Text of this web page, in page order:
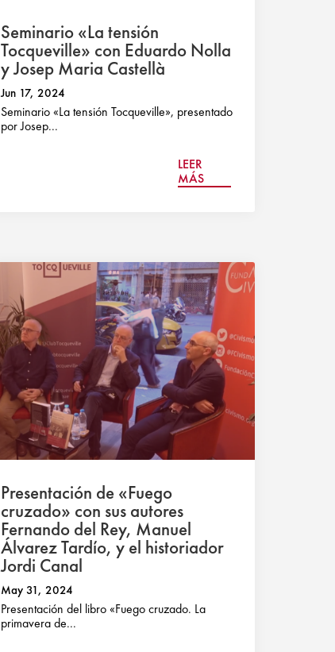
Seminario «La tensión
Tocqueville» con Eduardo Nolla
y Josep Maria Castellà
Jun 17, 2024
Seminario «La tensión Tocqueville», presentado
por Josep...
LEER
MÁS
Presentación de «Fuego
cruzado» con sus autores
Fernando del Rey, Manuel
Álvarez Tardío, y el historiador
Jordi Canal
May 31, 2024
Presentación del libro «Fuego cruzado. La
primavera de...